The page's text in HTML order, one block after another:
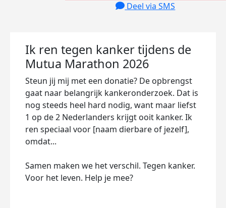
Deel via SMS
Ik ren tegen kanker tijdens de
Mutua Marathon 2026
Steun jij mij met een donatie? De opbrengst
gaat naar belangrijk kankeronderzoek. Dat is
nog steeds heel hard nodig, want maar liefst
1 op de 2 Nederlanders krijgt ooit kanker. Ik
ren speciaal voor [naam dierbare of jezelf],
omdat...
Samen maken we het verschil. Tegen kanker.
Voor het leven. Help je mee?